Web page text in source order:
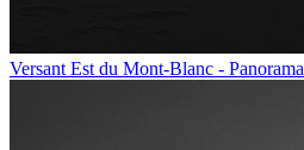
Versant Est du Mont-Blanc - Panorama